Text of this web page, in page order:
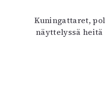
Kuningattaret,
näyttelyssä